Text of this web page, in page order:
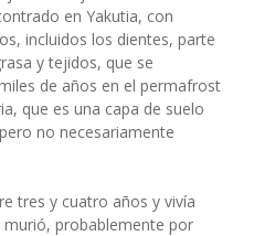
en Yakutia, con
incluidos los dientes, parte
y tejidos, que se
de años en el permafrost
que es una capa de suelo
no necesariamente
tres y cuatro años y vivía
probablemente por